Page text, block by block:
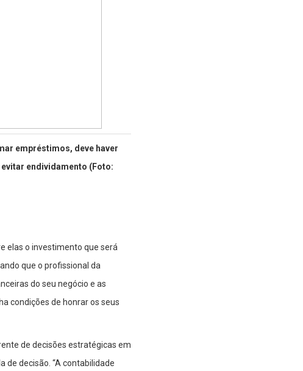
empréstimos, deve haver
endividamento (Foto:
elas o investimento que será
que o profissional da
do seu negócio e as
condições de honrar os seus
de decisões estratégicas em
decisão. “A contabilidade